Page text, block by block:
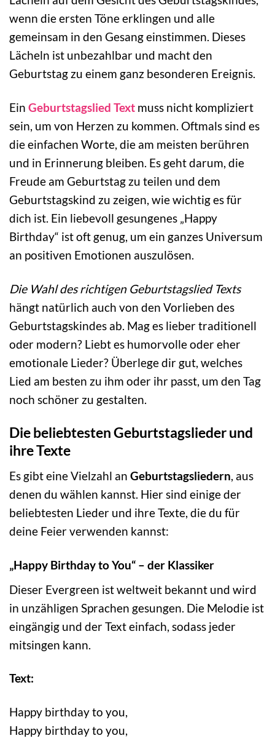
wenn die ersten Töne erklingen und alle
gemeinsam in den Gesang einstimmen. Dieses
Lächeln ist unbezahlbar und macht den
Geburtstag zu einem ganz besonderen Ereignis.
Ein Geburtstagslied Text muss nicht kompliziert
sein, um von Herzen zu kommen. Oftmals sind es
die einfachen Worte, die am meisten berühren
und in Erinnerung bleiben. Es geht darum, die
Freude am Geburtstag zu teilen und dem
Geburtstagskind zu zeigen, wie wichtig es für
dich ist. Ein liebevoll gesungenes „Happy
Birthday“ ist oft genug, um ein ganzes Universum
an positiven Emotionen auszulösen.
Die Wahl des richtigen Geburtstagslied Texts
hängt natürlich auch von den Vorlieben des
Geburtstagskindes ab. Mag es lieber traditionell
oder modern? Liebt es humorvolle oder eher
emotionale Lieder? Überlege dir gut, welches
Lied am besten zu ihm oder ihr passt, um den Tag
noch schöner zu gestalten.
Die beliebtesten Geburtstagslieder und
ihre Texte
Es gibt eine Vielzahl an Geburtstagsliedern, aus
denen du wählen kannst. Hier sind einige der
beliebtesten Lieder und ihre Texte, die du für
deine Feier verwenden kannst:
„Happy Birthday to You“ – der Klassiker
Dieser Evergreen ist weltweit bekannt und wird
in unzähligen Sprachen gesungen. Die Melodie ist
eingängig und der Text einfach, sodass jeder
mitsingen kann.
Text:
Happy birthday to you,
Happy birthday to you,